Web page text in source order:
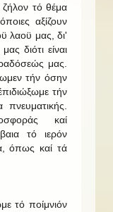
ζήλον τό θέμα
αξίζουν
λαοϋ μας, δι'
διότι είναι
μας.
τήν όσην
τήν
καί
τό ιερόν
όπως καί τά
τό ποίμνιόν